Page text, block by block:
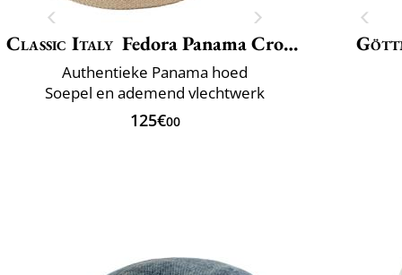
Classic Italy Fedora Panama Crochet
Authentieke Panama hoed
Soepel en ademend vlechtwerk
125€00